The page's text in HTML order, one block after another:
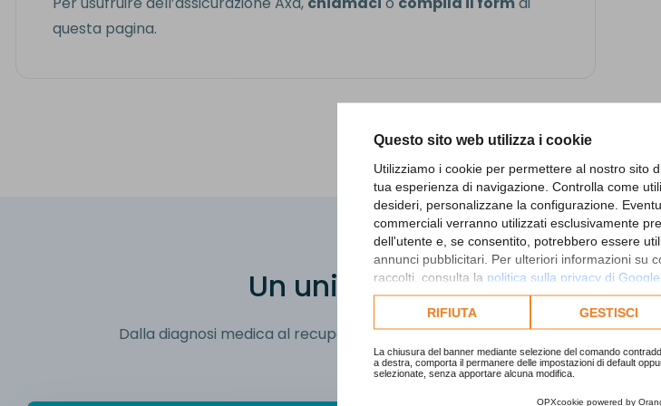
Questo sito web utilizza i cookie
Utilizziamo i cookie per permettere al nostro sito
tua esperienza di navigazione. Controlla come
desideri, personalizzane la configurazione.
commerciali verranno utilizzati esclusivamente
dell'utente e, se consentito, potrebbero essere
annunci pubblicitari. Per ulteriori informazioni su
raccolti, consulta la politica sulla privacy di Google
Consulta l'informativa cookie completa.
RIFIUTA GESTISCI
La chiusura del banner mediante selezione del comando
a destra, comporta il permanere delle impostazioni di default
selezionate, senza apportare alcuna modifica.
OPXcookie powered by
questa pagina.
Un uni centro,conareede
Dalla diagnosi medica al recupero funzionale, fino al miglioramento della